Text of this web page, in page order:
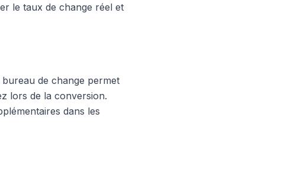
le taux de change réel et
de change permet
lors de la conversion.
dans les